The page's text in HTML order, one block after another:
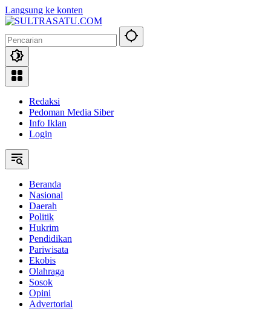
Langsung ke konten
Redaksi
Pedoman Media Siber
Info Iklan
Login
Beranda
Nasional
Daerah
Politik
Hukrim
Pendidikan
Pariwisata
Ekobis
Olahraga
Sosok
Opini
Advertorial